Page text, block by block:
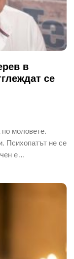
в
се
моловете.
Психопатът не се
е…